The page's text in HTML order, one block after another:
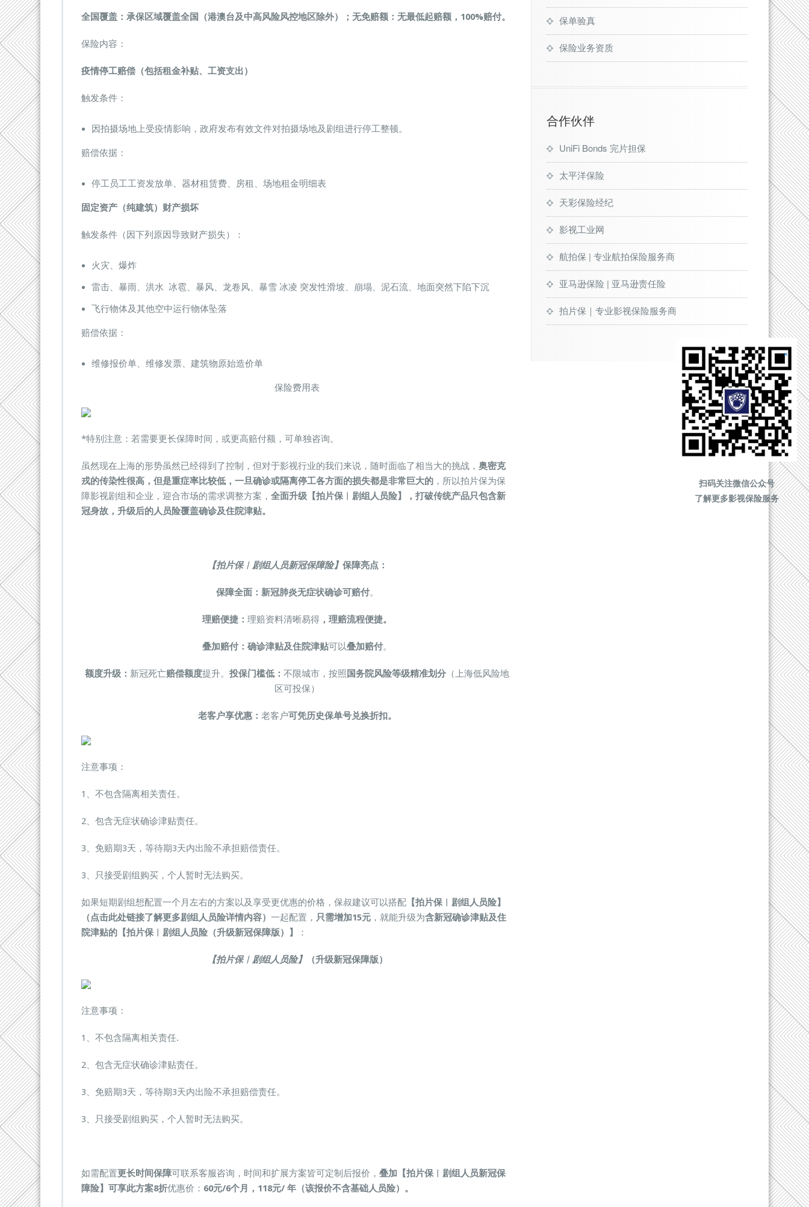
全国覆盖：承保区域覆盖全国（港澳台及中高风险风控地区除外）； 无免赔额：无最低起赔额， 100%赔付。
保险内容：
疫情停工赔偿（包括租金补贴、工资支出）
触发条件：
因拍摄场地上受疫情影响，政府发布有效文件对拍摄场地及剧组进行停工整顿。
赔偿依据：
停工员工工资发放单、器材租赁费、房租、场地租金明细表
固定资产（纯建筑）财产损坏
触发条件（因下列原因导致财产损失）：
火灾、爆炸
雷击、暴雨、洪水 冰雹、暴风、龙卷风、暴雪 冰凌 突发性滑坡、崩塌、泥石流、地面突然下陷下沉
飞行物体及其他空中运行物体坠落
赔偿依据：
维修报价单、维修发票、建筑物原始造价单
保险费用表
*特别注意：若需要更长保障时间，或更高赔付额，可单独咨询。
虽然现在上海的形势虽然已经得到了控制，但对于影视行业的我们来说，随时面临了相当大的挑战， 奥密克
戎的传染性很高，但是重症率比较低， 一旦确诊或隔离停工各方面的损失都是非常巨大的 ，所以拍片保为保
障影视剧组和企业，迎合市场的需求调整方案， 全面升级 【拍片保︱剧组人员险】，打破传统产品只包含新
冠身故，升级后的人员险覆盖确诊及住院津贴。
【拍片保︱剧组人员新冠保障险】 保障亮点：
保障全面： 新冠肺炎无症状确诊可赔付。
理赔便捷： 理赔资料清晰易得 ， 理赔流程便捷。
叠加赔付： 确诊津贴及住院津贴可以叠加赔付。
额度升级： 新冠死亡赔偿额度提升。 投保门槛低： 不限城市，按照 国务院风险等级精准划分 （上海低风险地
区可投保）
老客户享优惠： 老客户可凭历史保单号兑换折扣。
注意事项：
1、不包含隔离相关责任。
2、包含无症状确诊津贴责任。
3、免赔期3天，等待期3天内出险不承担赔偿责任。
3、只接受剧组购买，个人暂时无法购买。
如果短期剧组想配置一个月左右的方案以及享受更优惠的价格，保叔建议可以搭配 【拍片保︱剧组人员险】
（点击此处链接了解更多剧组人员险详情内容） 一起配置， 只需增加15元 ，就能升级为含新冠确诊津贴及住
院津贴的【拍片保︱剧组人员险（升级新冠保障版）】
：
【拍片保︱剧组人员险】 （升级新冠保障版）
注意事项：
1、不包含隔离相关责任.
2、包含无症状确诊津贴责任。
3、免赔期3天，等待期3天内出险不承担赔偿责任。
3、只接受剧组购买，个人暂时无法购买。
如需配置更长时间保障可联系客服咨询，时间和扩展方案皆可定制后报价， 叠加【拍片保︱剧组人员新冠保
障险】可享此方案8折优惠价： 60元/6个月，118元/ 年（该报价不含基础人员险）。
保单验真
保险业务资质
合作伙伴
UniFi Bonds 完片担保
太平洋保险
天彩保险经纪
影视工业网
航拍保 | 专业航拍保险服务商
亚马逊保险 | 亚马逊责任险
拍片保｜专业影视保险服务商
扫码关注微信公众号
了解更多影视保险服务